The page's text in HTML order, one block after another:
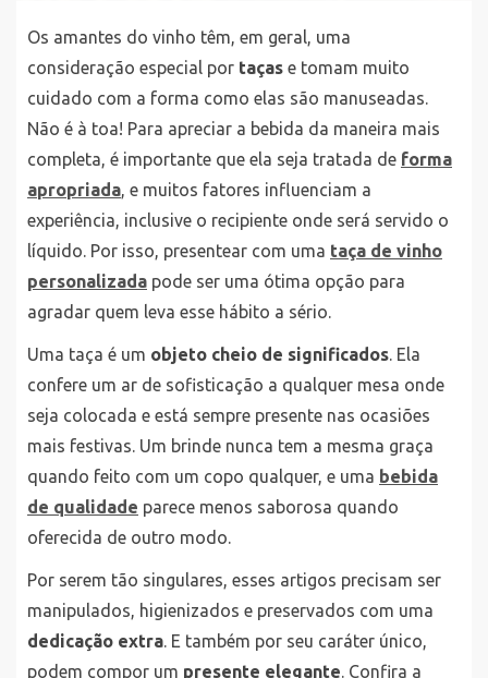
Os amantes do vinho têm, em geral, uma
consideração especial por taças e tomam muito
cuidado com a forma como elas são manuseadas.
Não é à toa! Para apreciar a bebida da maneira mais
completa, é importante que ela seja tratada de forma
apropriada, e muitos fatores influenciam a
experiência, inclusive o recipiente onde será servido o
líquido. Por isso, presentear com uma taça de vinho
personalizada pode ser uma ótima opção para
agradar quem leva esse hábito a sério.
Uma taça é um objeto cheio de significados. Ela
confere um ar de sofisticação a qualquer mesa onde
seja colocada e está sempre presente nas ocasiões
mais festivas. Um brinde nunca tem a mesma graça
quando feito com um copo qualquer, e uma bebida
de qualidade parece menos saborosa quando
oferecida de outro modo.
Por serem tão singulares, esses artigos precisam ser
manipulados, higienizados e preservados com uma
dedicação extra. E também por seu caráter único,
podem compor um presente elegante. Confira a